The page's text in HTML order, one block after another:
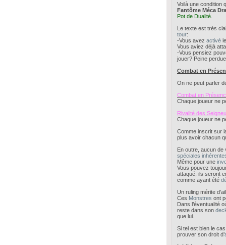
Voilà une condition
Fantôme Méca
Pot de Dualité
Le texte est très
tour:
-Vous avez activé
Vous aviez déjà
-Vous pensiez
jouer? Peine
Combat en
On ne peut parler
Combat en
Chaque joueur ne
Rivalité des
Chaque joueur ne
Comme inscrit sur
plus avoir chacun
En outre, aucun
spéciales
Même pour une
Vous pouvez
attaqué, ils seront
comme ayant été
Un ruling mérite
Ces Monstres ont
Dans l’éventualité
reste dans son
que lui.
Si tel est bien le
prouver son droit d’